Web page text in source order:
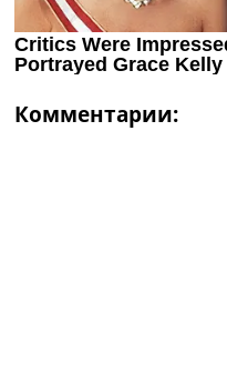
Комментарии: